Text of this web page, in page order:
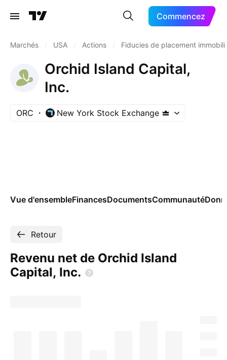
Commencez
Marchés USA Actions Fiducies de placement
Orchid Island Capital,
Inc.
ORC New York Stock Exchange
Vue d'ensembleFinancesDocumentsCommunauté
Retour
Revenu net de Orchid Island
Capital, Inc.